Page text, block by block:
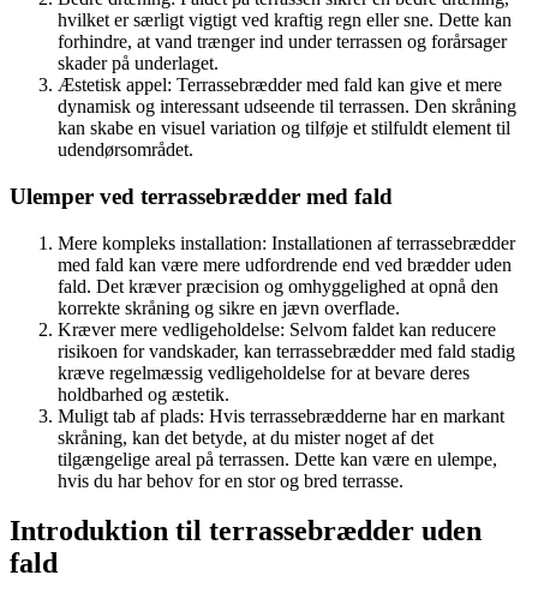
hvilket er særligt vigtigt ved kraftig regn eller sne. Dette kan
forhindre, at vand trænger ind under terrassen og forårsager
skader på underlaget.
Æstetisk appel: Terrassebrædder med fald kan give et mere
dynamisk og interessant udseende til terrassen. Den skråning
kan skabe en visuel variation og tilføje et stilfuldt element til
udendørsområdet.
Ulemper ved terrassebrædder med fald
Mere kompleks installation: Installationen af terrassebrædder
med fald kan være mere udfordrende end ved brædder uden
fald. Det kræver præcision og omhyggelighed at opnå den
korrekte skråning og sikre en jævn overflade.
Kræver mere vedligeholdelse: Selvom faldet kan reducere
risikoen for vandskader, kan terrassebrædder med fald stadig
kræve regelmæssig vedligeholdelse for at bevare deres
holdbarhed og æstetik.
Muligt tab af plads: Hvis terrassebrædderne har en markant
skråning, kan det betyde, at du mister noget af det
tilgængelige areal på terrassen. Dette kan være en ulempe,
hvis du har behov for en stor og bred terrasse.
Introduktion til terrassebrædder uden
fald